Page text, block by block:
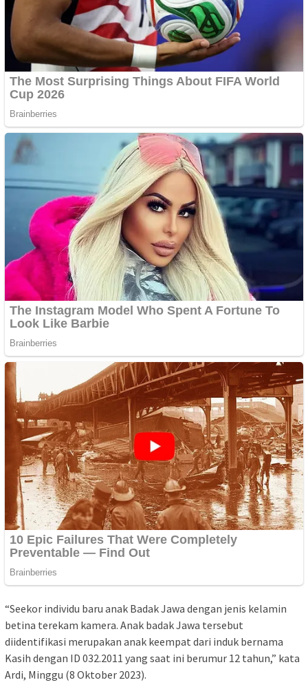
“Seekor individu baru anak Badak Jawa dengan jenis kelamin
betina terekam kamera. Anak badak Jawa tersebut
diidentifikasi merupakan anak keempat dari induk bernama
Kasih dengan ID 032.2011 yang saat ini berumur 12 tahun,” kata
Ardi, Minggu (8 Oktober 2023).